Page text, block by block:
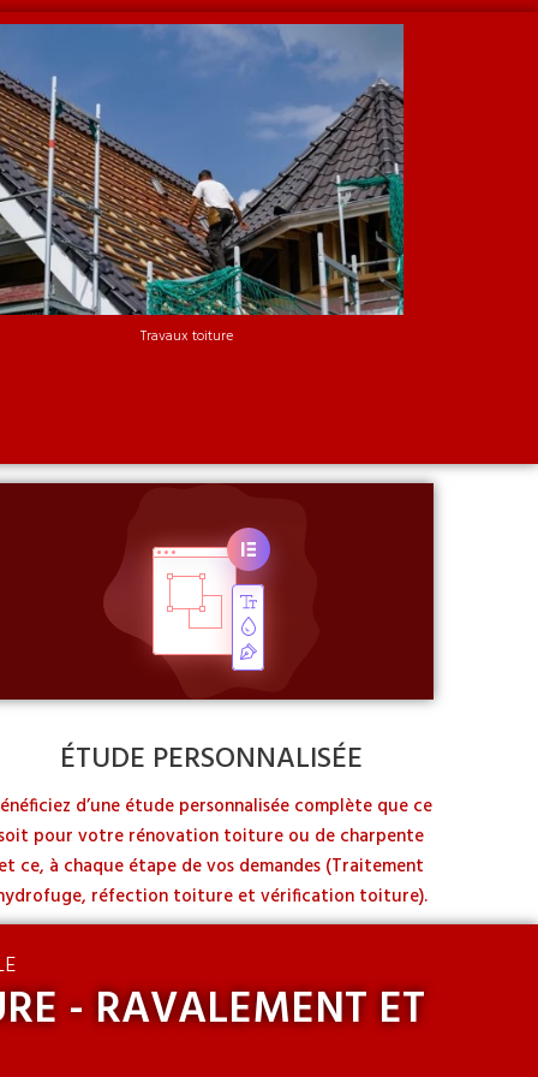
Travaux toiture
ÉTUDE PERSONNALISÉE
d’une étude personnalisée complète que ce
pour votre rénovation toiture ou de charpente
et ce, à chaque étape de vos demandes (Traitement
réfection toiture et vérification toiture).
- RAVALEMENT ET